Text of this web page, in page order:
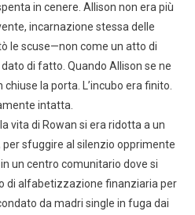
in cenere. Allison non era più
incarnazione stessa delle
le scuse—non come un atto di
di fatto. Quando Allison se ne
la porta. L’incubo era finito.
intatta.
vita di Rowan si era ridotta a un
per sfuggire al silenzio opprimente
un centro comunitario dove si
di alfabetizzazione finanziaria per
da madri single in fuga dai